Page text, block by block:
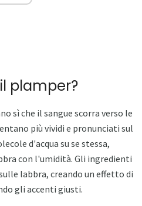
plamper?
sì che il sangue scorra verso le
più vividi e pronunciati sul
d'acqua su se stessa,
con l'umidità. Gli ingredienti
labbra, creando un effetto di
gli accenti giusti.